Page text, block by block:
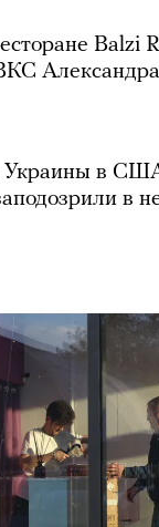
Balzi
Украины в
в